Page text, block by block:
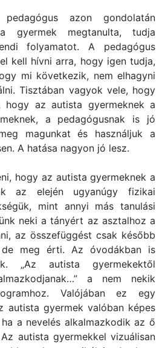
azon gondolatán
gyermek megtanulta, tudja
folyamatot. A pedagógus
kell hívni arra, hogy igen tudja,
mi következik, nem elhagyni
Tisztában vagyok vele, hogy
hogy az autista gyermeknek a
a pedagógusnak is jó
magunkat és használjuk a
A hatása nagyon jó lesz.
hogy az autista gyermeknek a
az elején ugyanúgy fizikai
mint annyi más tanulási
neki a tányért az asztalhoz a
az összefüggést csak később
meg érti. Az óvodákban is
„Az autista gyermekektől
a nem nekik
Valójában ez egy
autista gyermek valóban képes
a nevelés alkalmazkodik az ő
autista gyermekkel vizuálisan